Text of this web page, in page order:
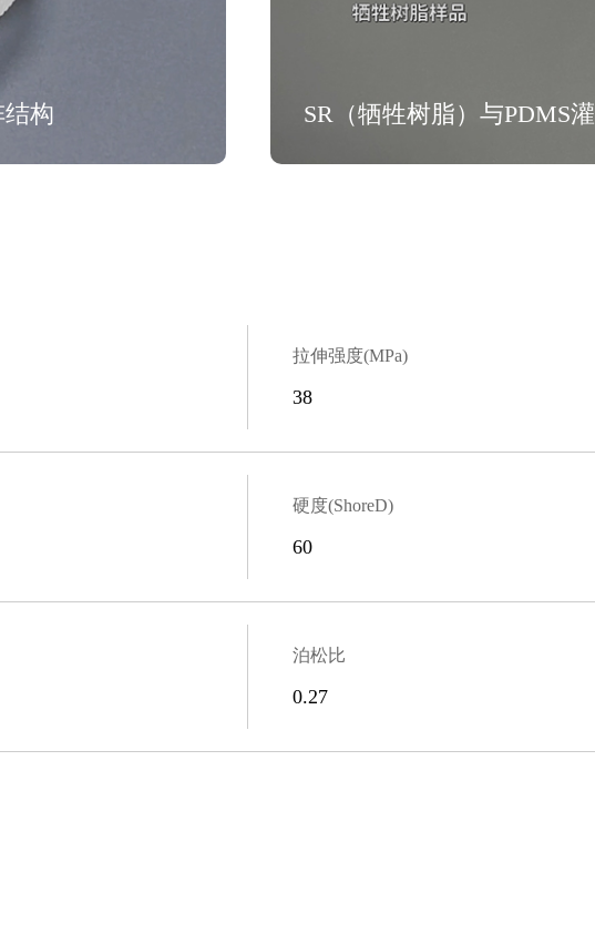
构 SR（牺牲树脂）与PDMS
拉伸强度(MPa)
38
硬度(ShoreD)
60
泊松比
0.27